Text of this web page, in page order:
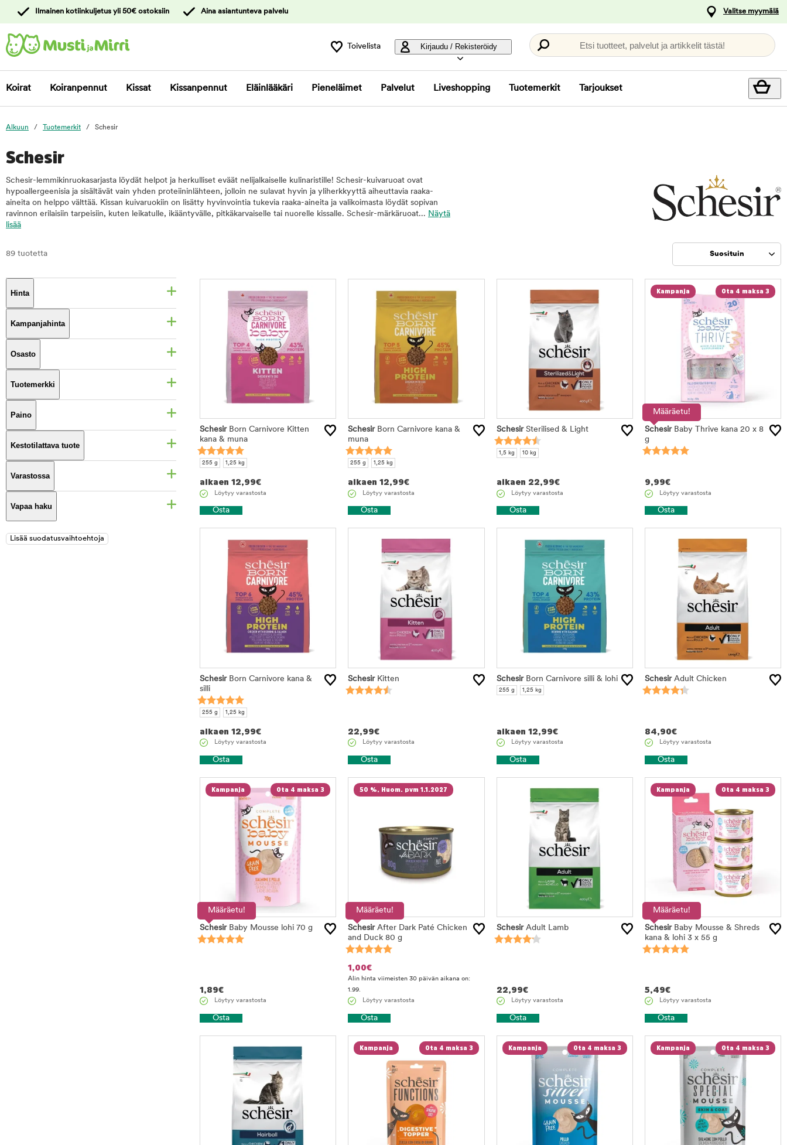
asiakaspalveluun
Ilmainen kotiinkuljetus yli 50€ ostoksiin Aina asiantunteva palvelu Valitse myymälä
Toivelista Kirjaudu / Rekisteröidy Etsi tuotteet, palvelut ja artikkelit tästä!
Koirat Koiranpennut Kissat Kissanpennut Eläinlääkäri Pieneläimet Palvelut Liveshopping Tuotemerkit Tarjoukset
Alkuun Tuotemerkit Schesir
Schesir
Schesir-lemmikinruokasarjasta löydät helpot ja herkulliset eväät nelijalkaiselle kulinaristille! Schesir-kuivaruoat ovat
hypoallergeenisia ja sisältävät vain yhden proteiininlähteen, jolloin ne sulavat hyvin ja yliherkkyyttä aiheuttavia raaka-
aineita on helppo välttää. Kissan kuivaruokiin on lisätty hyvinvointia tukevia raaka-aineita ja valikoimasta löydät sopivan
ravinnon erilaisiin tarpeisiin, kuten leikatulle, ikääntyvälle, pitkäkarvaiselle tai nuorelle kissalle. Schesir-märkäruoat... Näytä
lisää
89 tuotetta
Hinta
Kampanjahinta
Osasto
Tuotemerkki
Paino
Kestotilattava tuote
Varastossa
Vapaa haku
tuotteet
Suosituin
SchesirBorn Carnivore Kitten
kana & muna
255 g 1,25 kg
alkaen 12,99€
Löytyy varastosta
Osta
SchesirBorn Carnivore kana &
muna
255 g 1,25 kg
alkaen 12,99€
Löytyy varastosta
Osta
SchesirSterilised & Light
1,5 kg 10 kg
alkaen 22,99€
Löytyy varastosta
Osta
Kampanja Ota 4 maksa 3
Määräetu!
SchesirBaby Thrive kana 20 x 8
g
9,99€
Löytyy varastosta
Osta
SchesirBorn Carnivore kana &
silli
255 g 1,25 kg
alkaen 12,99€
Löytyy varastosta
Osta
SchesirKitten
22,99€
Löytyy varastosta
Osta
SchesirBorn Carnivore silli & lohi
255 g 1,25 kg
alkaen 12,99€
Löytyy varastosta
Osta
SchesirAdult Chicken
84,90€
Löytyy varastosta
Osta
Kampanja Ota 4 maksa 3
Määräetu!
SchesirBaby Mousse lohi 70 g
1,89€
Löytyy varastosta
Osta
50 %, Huom. pvm 1.1.2027
Määräetu!
SchesirAfter Dark Paté Chicken
and Duck 80 g
1,00€
Alin hinta viimeisten 30 päivän aikana on:
1.99.
Löytyy varastosta
Osta
SchesirAdult Lamb
22,99€
Löytyy varastosta
Osta
Kampanja Ota 4 maksa 3
Määräetu!
SchesirBaby Mousse & Shreds
kana & lohi 3 x 55 g
5,49€
Löytyy varastosta
Osta
Kampanja Ota 4 maksa 3 Kampanja Ota 4 maksa 3 Kampanja Ota 4 maksa 3